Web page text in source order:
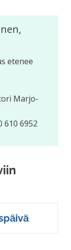
etenee
Marjo-
610 6952